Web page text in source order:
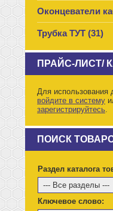
Оконцеватели
Трубка ТУТ (31)
ПРАЙС-ЛИСТ/
Для использования
войдите в систему
зарегистрируйтесь.
ПОИСК
Раздел каталога
Ключевое слово: